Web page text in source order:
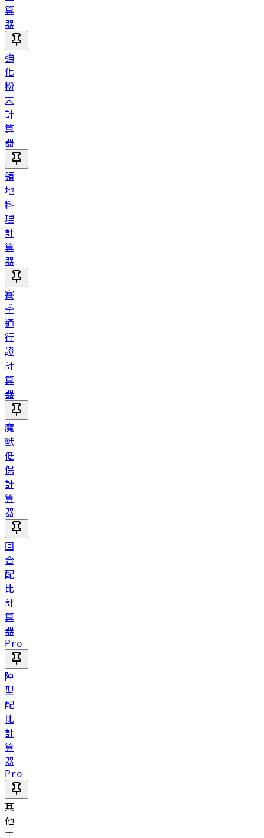
算
器
強
化
粉
末
計
算
器
領
地
料
理
計
算
器
賽
季
通
行
證
計
算
器
魔
獸
低
保
計
算
器
回
合
配
比
計
算
器
Pro
陣
型
配
比
計
算
器
Pro
其
他
工